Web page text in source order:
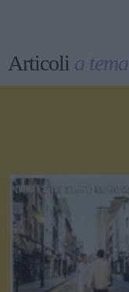
Articoli a tema